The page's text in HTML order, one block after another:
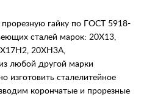
гайку по ГОСТ 5918-
сталей марок: 20Х13,
20ХН3А,
любой другой марки
изготовить сталелитейное
корончатые и прорезные